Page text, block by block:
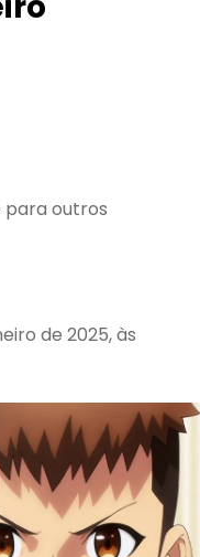
para outros
de 2025, às